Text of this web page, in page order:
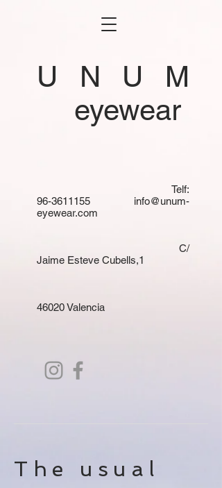
U N U M
eyewear
Telf:
96-3611155
info@unum-
eyewear.com
C/
Jaime Esteve Cubells,1
46020 Valencia
The usual